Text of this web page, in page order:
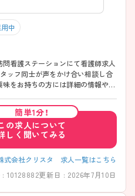
中
看護ステーションにて看護師求人
ッフ同士が声をかけ合い相談し合
味をお持ちの方には詳細の情報や面
簡単1分！
の求人について
しく聞いてみる
式会社クリスタ 求人一覧はこちら
: 10128882更新日 : 2026年7月10日